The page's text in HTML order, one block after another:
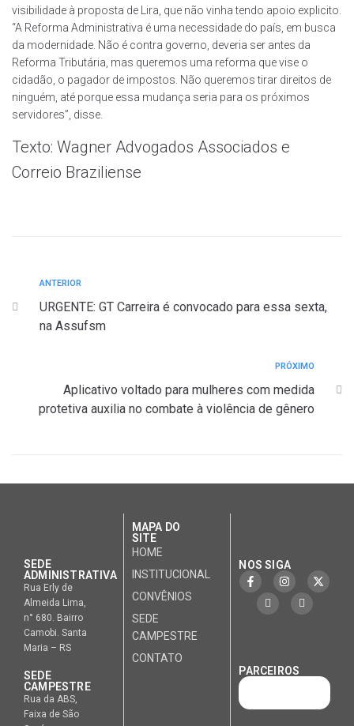
visibilidade à proposta de Lira, que não vinha tendo apoio explicito.
“A Reforma Administrativa é uma necessidade do país, em busca
da modernidade. Não é contra governo, deveria ser antes da
Reforma Tributária, mas queremos uma reforma que vise o
cidadão, o pagador de impostos. Não queremos tirar direitos de
ninguém, até porque essa mudança seria para os próximos
servidores”, disse.
Texto: Wagner Advogados Associados e
Correio Braziliense
ANTERIOR
URGENTE: GT Carreira é convocado para essa sexta,
na Assufsm
PRÓXIMO
Aplicativo voltado para mulheres com medida
protetiva auxilia no combate à violência de gênero
SEDE
ADMINISTRATIVA
Rua Erly de
Almeida Lima,
n° 680. Bairro
Camobi. Santa
Maria – RS
SEDE
CAMPESTRE
Rua da ABS,
Faixa de São
MAPA DO
SITE
HOME
INSTITUCIONAL
CONVÊNIOS
SEDE
CAMPESTRE
CONTATO
NOS SIGA
PARCEIROS